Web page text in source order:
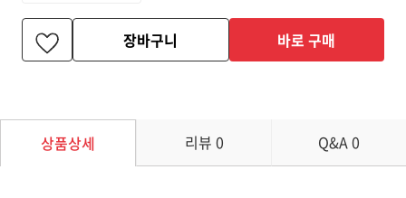
장바구니 바로 구매
상품상세 리뷰 0 Q&A0